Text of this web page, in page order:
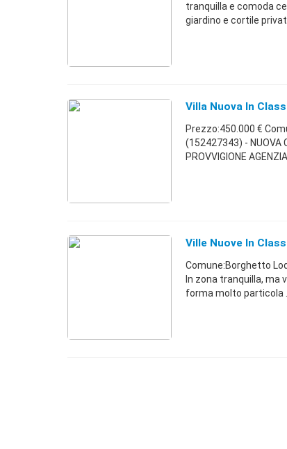
tranquilla e comoda
giardino e cortile
Villa Nuova In
Prezzo:450.000 €
(152427343) - NUOVA
PROVVIGIONE
Ville Nuove In
Comune:Borghetto
In zona tranquilla, ma
forma molto particola ...